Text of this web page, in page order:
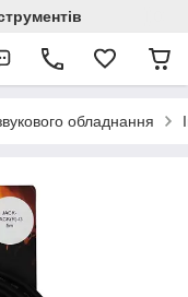
обладнання